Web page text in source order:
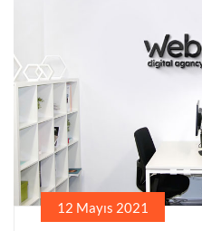
12 Mayıs 2021